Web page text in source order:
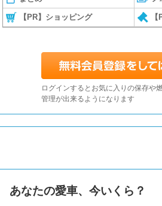
【PR】ショッピング
ログインするとお気に入りの保存や
管理が出来るようになります
あなたの愛車、今いくら？